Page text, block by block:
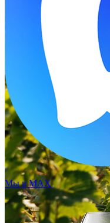
Мы в MAX